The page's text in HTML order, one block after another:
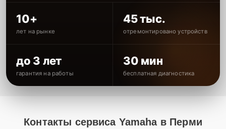
10+
лет на рынке
45 тыс.
отремонтировано устройств
до 3 лет
гарантия на работы
30 мин
бесплатная диагностика
Контакты сервиса Yamaha в Перми